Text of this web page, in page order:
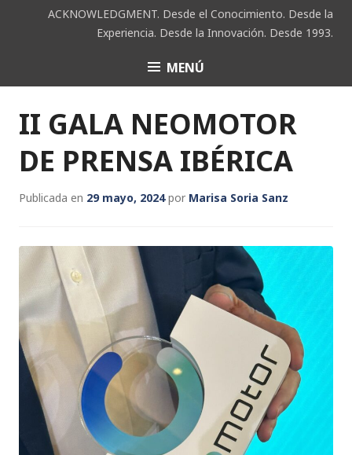
ACKNOWLEDGMENT. Desde el Conocimiento. Desde la
Experiencia. Desde la Innovación. Desde 1993.
ACK MENÚ
II GALA NEOMOTOR
DE PRENSA IBÉRICA
Publicada en 29 mayo, 2024por Marisa Soria Sanz